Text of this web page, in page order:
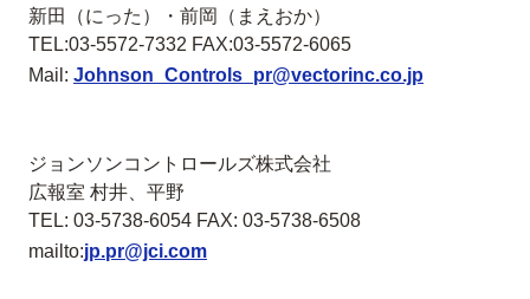
新田（にった）・前岡（まえおか）
TEL:03-5572-7332 FAX:03-5572-6065
Mail: Johnson_Controls_pr@vectorinc.co.jp
ジョンソンコントロールズ株式会社
広報室 村井、平野
TEL: 03-5738-6054 FAX: 03-5738-6508
mailto:jp.pr@jci.com